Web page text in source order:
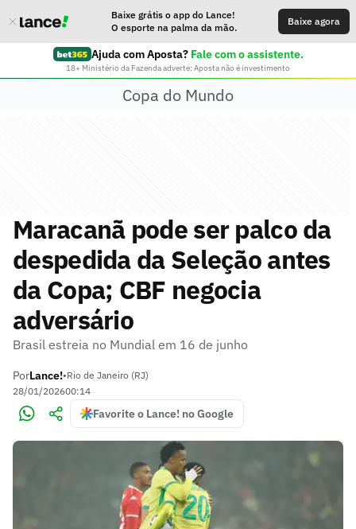
Baixe grátis o app do Lance!
O esporte na palma da mão.
Baixe agora
Ajuda com Aposta? Fale com o assistente.
18+ Ministério da Fazenda adverte: Aposta não é investimento
Copa do Mundo
Maracanã pode ser palco da
despedida da Seleção antes
da Copa; CBF negocia
adversário
Brasil estreia no Mundial em 16 de junho
PorLance!•Rio de Janeiro (RJ)
28/01/202600:14
Favorite o Lance! no Google